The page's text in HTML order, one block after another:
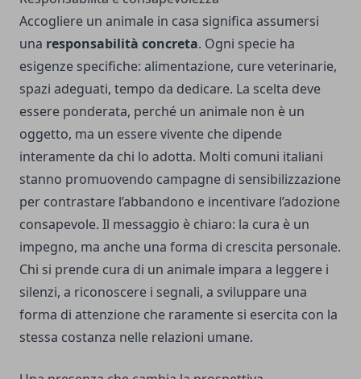
Accogliere un animale in casa significa assumersi
una responsabilità concreta. Ogni specie ha
esigenze specifiche: alimentazione, cure veterinarie,
spazi adeguati, tempo da dedicare. La scelta deve
essere ponderata, perché un animale non è un
oggetto, ma un essere vivente che dipende
interamente da chi lo adotta. Molti comuni italiani
stanno promuovendo campagne di sensibilizzazione
per contrastare l’abbandono e incentivare l’adozione
consapevole. Il messaggio è chiaro: la cura è un
impegno, ma anche una forma di crescita personale.
Chi si prende cura di un animale impara a leggere i
silenzi, a riconoscere i segnali, a sviluppare una
forma di attenzione che raramente si esercita con la
stessa costanza nelle relazioni umane.